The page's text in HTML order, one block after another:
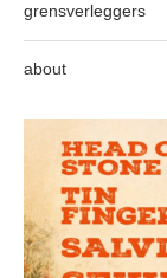
grensverleggers
about